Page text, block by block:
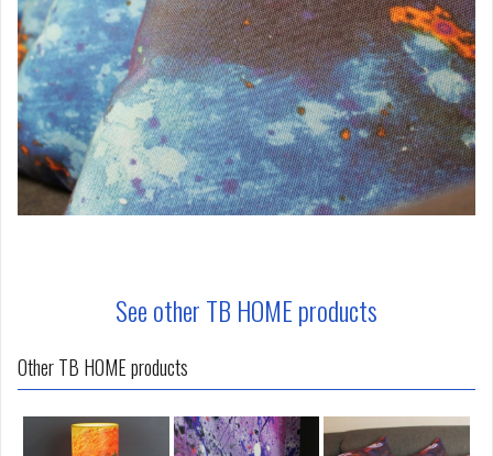
See other TB HOME products
Other TB HOME products